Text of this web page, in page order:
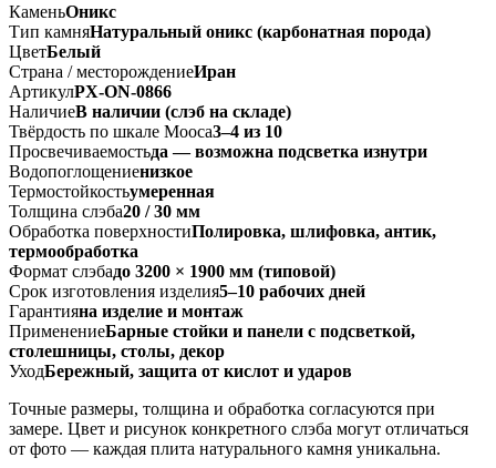
КаменьОникс
Тип камняНатуральный оникс (карбонатная порода)
ЦветБелый
Страна / месторождениеИран
АртикулPX-ON-0866
НаличиеВ наличии (слэб на складе)
Твёрдость по шкале Мооса3–4 из 10
Просвечиваемостьда — возможна подсветка изнутри
Водопоглощениенизкое
Термостойкостьумеренная
Толщина слэба20 / 30 мм
Обработка поверхностиПолировка, шлифовка, антик,
термообработка
Формат слэбадо 3200 × 1900 мм (типовой)
Срок изготовления изделия5–10 рабочих дней
Гарантияна изделие и монтаж
ПрименениеБарные стойки и панели с подсветкой,
столешницы, столы, декор
УходБережный, защита от кислот и ударов
Точные размеры, толщина и обработка согласуются при
замере. Цвет и рисунок конкретного слэба могут отличаться
от фото — каждая плита натурального камня уникальна.